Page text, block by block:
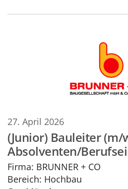
27. April 2026
(Junior) Bauleiter (m/
Absolventen/
Firma: BRUNNER + CO
Bereich: Hochbau